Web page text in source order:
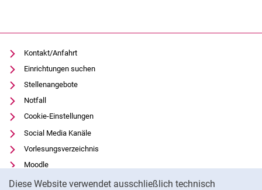
Diese Website verwendet ausschließlich technisch
Kontakt/Anfahrt
Einrichtungen suchen
Stellenangebote
Notfall
Cookie-Einstellungen
Social Media Kanäle
Vorlesungsverzeichnis
Moodle
Panopto